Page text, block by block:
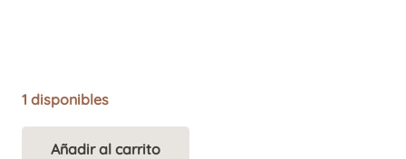
1 disponibles
Añadir al carrito